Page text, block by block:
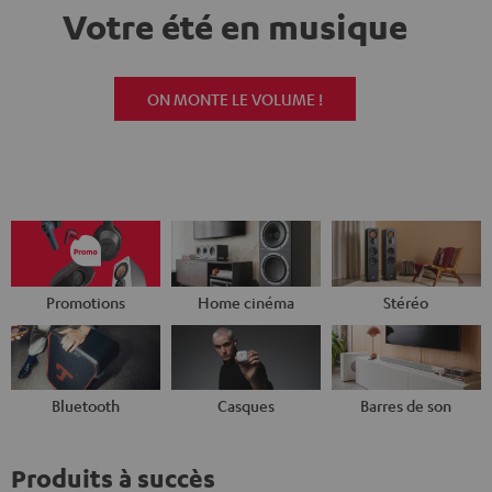
Votre été en musique
ON MONTE LE VOLUME !
Promotions Home cinéma Stéréo
Bluetooth Casques Barres de son
Produits à succès